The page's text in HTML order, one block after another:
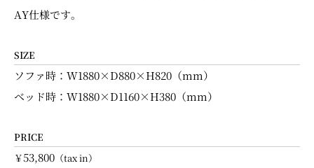
AY仕様です。
SIZE
ソファ時：W1880×D880×H820（mm）
ベッド時：W1880×D1160×H380（mm）
PRICE
￥53,800 （tax in）